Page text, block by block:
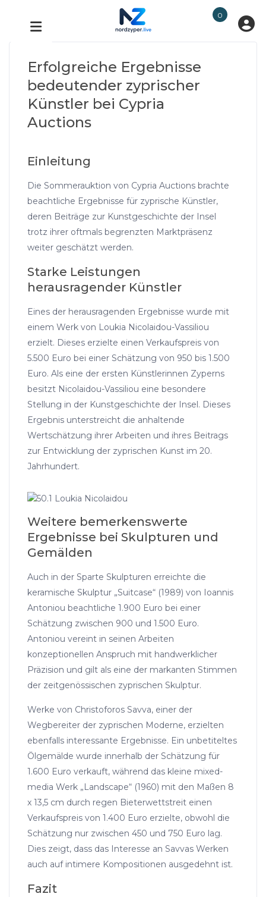
0
Erfolgreiche Ergebnisse
bedeutender zyprischer
Künstler bei Cypria
Auctions
Einleitung
Die Sommerauktion von Cypria Auctions brachte
beachtliche Ergebnisse für zyprische Künstler,
deren Beiträge zur Kunstgeschichte der Insel
trotz ihrer oftmals begrenzten Marktpräsenz
weiter geschätzt werden.
Starke Leistungen
herausragender Künstler
Eines der herausragenden Ergebnisse wurde mit
einem Werk von Loukia Nicolaidou-Vassiliou
erzielt. Dieses erzielte einen Verkaufspreis von
5.500 Euro bei einer Schätzung von 950 bis 1.500
Euro. Als eine der ersten Künstlerinnen Zyperns
besitzt Nicolaidou-Vassiliou eine besondere
Stellung in der Kunstgeschichte der Insel. Dieses
Ergebnis unterstreicht die anhaltende
Wertschätzung ihrer Arbeiten und ihres Beitrags
zur Entwicklung der zyprischen Kunst im 20.
Jahrhundert.
Weitere bemerkenswerte
Ergebnisse bei Skulpturen und
Gemälden
Auch in der Sparte Skulpturen erreichte die
keramische Skulptur „Suitcase“ (1989) von Ioannis
Antoniou beachtliche 1.900 Euro bei einer
Schätzung zwischen 900 und 1.500 Euro.
Antoniou vereint in seinen Arbeiten
konzeptionellen Anspruch mit handwerklicher
Präzision und gilt als eine der markanten Stimmen
der zeitgenössischen zyprischen Skulptur.
Werke von Christoforos Savva, einer der
Wegbereiter der zyprischen Moderne, erzielten
ebenfalls interessante Ergebnisse. Ein unbetiteltes
Ölgemälde wurde innerhalb der Schätzung für
1.600 Euro verkauft, während das kleine mixed-
media Werk „Landscape“ (1960) mit den Maßen 8
x 13,5 cm durch regen Bieterwettstreit einen
Verkaufspreis von 1.400 Euro erzielte, obwohl die
Schätzung nur zwischen 450 und 750 Euro lag.
Dies zeigt, dass das Interesse an Savvas Werken
auch auf intimere Kompositionen ausgedehnt ist.
Fazit